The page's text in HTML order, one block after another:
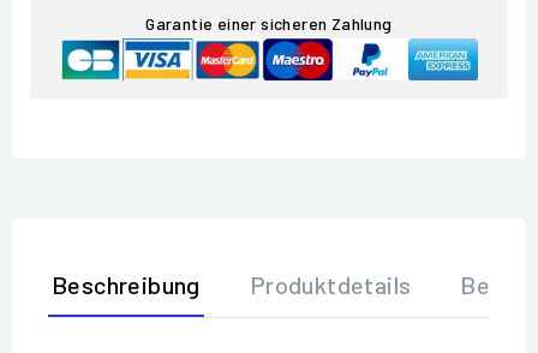
Garantie einer sicheren Zahlung
Beschreibung Produktdetails